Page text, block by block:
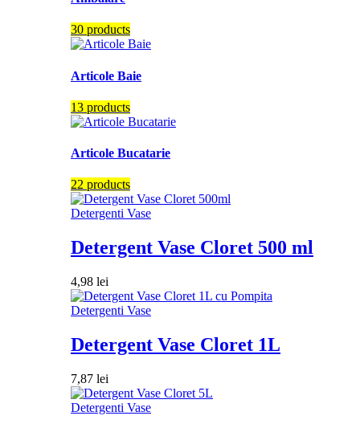
30 products
Articole Baie
13 products
Articole Bucatarie
22 products
Detergenti Vase
Detergent Vase Cloret 500 ml
4,98 lei
Detergenti Vase
Detergent Vase Cloret 1L
7,87 lei
Detergenti Vase